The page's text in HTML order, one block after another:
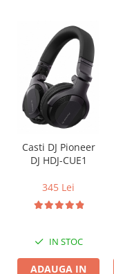
Casti DJ Pioneer
DJ HDJ-CUE1
345 Lei
IN STOC
ADAUGA IN